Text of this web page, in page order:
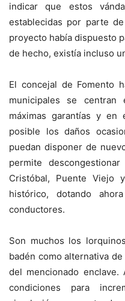
indicar que estos
establecidas por parte
proyecto había dispuesto
de hecho, existía incluso
El concejal de Fomento
municipales se
máximas garantías y
posible los daños
puedan disponer de
permite
Cristóbal, Puente Viejo
histórico, dotando
conductores.
Son muchos los
badén como alternativa
del mencionado enclave.
condiciones para